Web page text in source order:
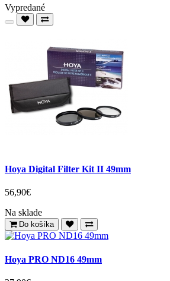
Vypredané
Hoya Digital Filter Kit II 49mm
56,90€
Na sklade
Do košíka
Hoya PRO ND16 49mm